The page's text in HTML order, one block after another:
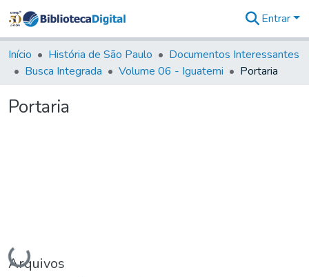
&
Coleções
Tudo na
Entrar
Início História de São Paulo
Documentos Interessantes
Busca Integrada
Volume 06 - Iguatemi Portaria
Portaria
Carregando...
Arquivos